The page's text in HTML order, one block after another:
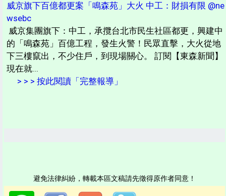
威京旗下百億都更案「鳴森苑」大火 中工：財損有限 @ne
wsebc
威京集團旗下：中工，承攬台北市民生社區都更，興建中
的「鳴森苑」百億工程，發生火警！民眾直擊，大火從地
下三樓竄出，不少住戶，到現場關心。 訂閱【東森新聞】
現在就...
> > > 按此閱讀「完整報導」
避免法律糾紛，轉載本區文稿請先徵得原作者同意！